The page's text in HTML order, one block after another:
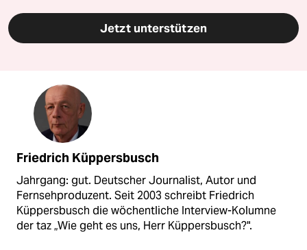
Jetzt unterstützen
Friedrich Küppersbusch
Jahrgang: gut. Deutscher Journalist, Autor und
Fernsehproduzent. Seit 2003 schreibt Friedrich
Küppersbusch die wöchentliche Interview-Kolumne
der taz „Wie geht es uns, Herr Küppersbusch?".